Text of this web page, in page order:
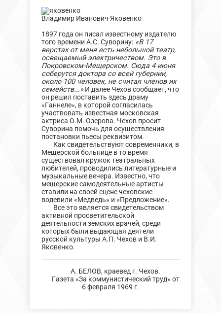
Владимир Иванович Яковенко
1897 года он писал известному издателю
того времени А.С. Суворину:«В 17
верстах от меня есть небольшой театр,
освещаемый электричеством. Это в
Покровском-Мещерском. Сюда 4 июня
соберутся доктора со всей губернии,
около 100 человек, не считая членов их
семейств...»И далее Чехов сообщает, что
он решил поставить здесь драму
«Ганнеле», в которой согласилась
участвовать известная московская
актриса О.М. Озерова. Чехов просит
Суворина помочь для осуществления
постановки пьесы реквизитом.
Как свидетельствуют современники, в
Мещерской больнице в то время
существовал кружок театральных
любителей, проводились литературные и
музыкальные вечера. Известно, что
мещерские самодеятельные артисты
ставили на своей сцене чеховские
водевили «Медведь» и «Предложение».
Все это является свидетельством
активной просветительской
деятельности земских врачей, среди
которых были выдающая деятели
русской культуры А.П. Чехов и В.И.
Яковенко.
А. БЕЛОВ, краевед г. Чехов.
Газета «За коммунистический труд» от
6 февраля 1969 г.